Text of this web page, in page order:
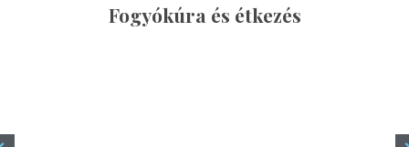
Fogyókúra és étkezés